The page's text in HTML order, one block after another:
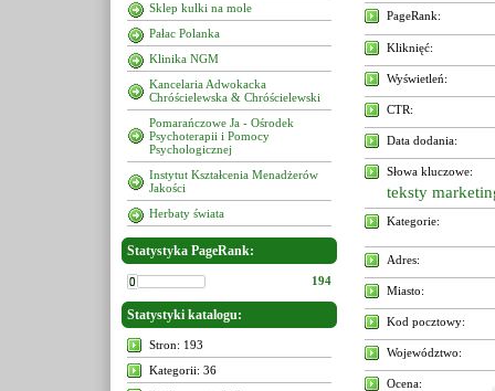
Sklep kulki na mole
Pałac Polanka
Klinika NGM
Kancelaria Adwokacka
Chróścielewska & Chróścielewski
Pomarańczowe Ja - Ośrodek
Psychoterapii i Pomocy
Psychologicznej
Instytut Kształcenia Menadżerów
Jakości
Herbaty świata
Statystyka PageRank:
194
Statystyki katalogu:
Stron: 193
Kategorii: 36
PageRank:
Kliknięć:
Wyświetleń:
CTR:
Data dodania:
Słowa kluczowe:
teksty
Kategorie:
Adres:
Miasto:
Kod pocztowy:
Województwo:
Ocena: